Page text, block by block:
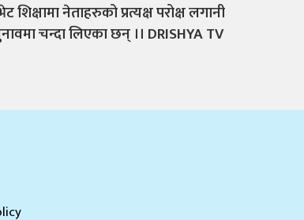
शिक्षामा नेताहरुको प्रत्यक्ष परोक्ष लगानी
चन्दा लिएका छन् ।। DRISHYA TV